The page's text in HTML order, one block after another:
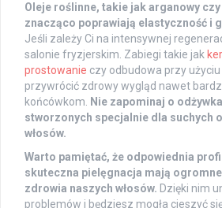
Oleje roślinne, takie jak arganowy
znacząco poprawiają elastyczność i
Jeśli zależy Ci na intensywnej
salonie fryzjerskim. Zabiegi takie jak
prostowanie czy odbudowa przy
przywrócić zdrowy wygląd nawet
końcówkom.
Nie zapominaj o
stworzonych specjalnie dla suchych
włosów.
Warto pamiętać, że odpowiednia
skuteczna pielęgnacja mają
zdrowia naszych włosów. Dzięki nim
problemów i będziesz mogła cieszyć